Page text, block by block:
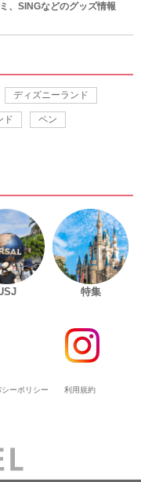
、SINGなどのグッズ情報
ディズニーランド
ド ペン
特集
シーポリシー 利用規約